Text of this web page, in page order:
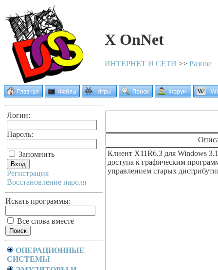
X OnNet
ИНТЕРНЕТ И СЕТИ >> Разное
Логин:
Пароль:
Запомнить
Регистрация
Восстановление пароля
Искать программы:
Все слова вместе
ОПЕРАЦИОННЫЕ
СИСТЕМЫ
Клиент X11R6.3 для Windows
доступа к графическим
управлением старых